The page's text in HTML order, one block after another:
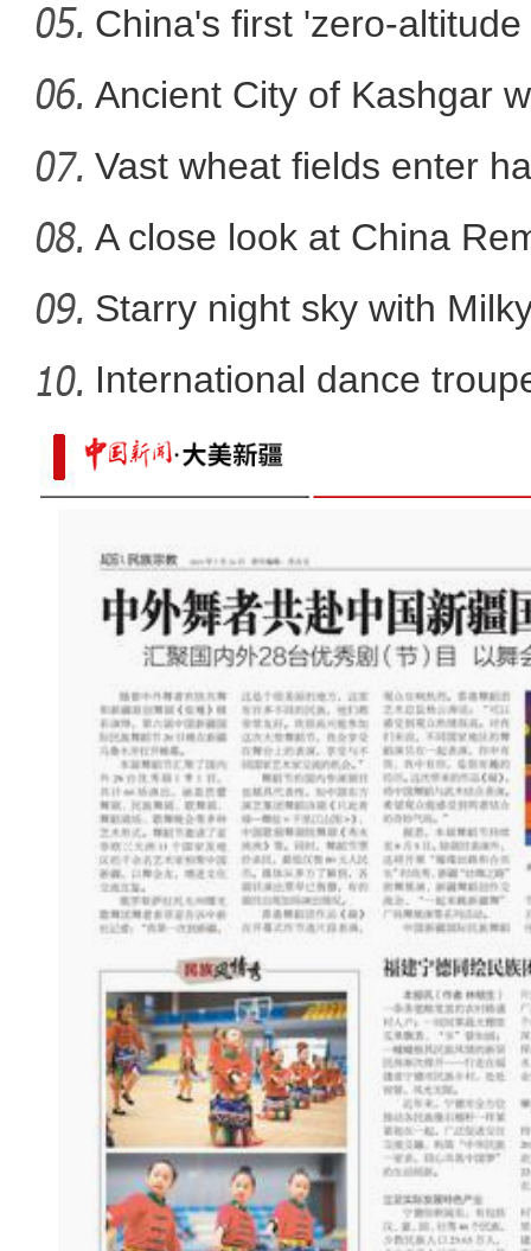
“离海最远”的新疆，为
【最华人】“一带一路”上
China's first 'zero-
Ancient City of Kashgar
Vast wheat fields enter
A close look at China
Starry night sky with
International dance